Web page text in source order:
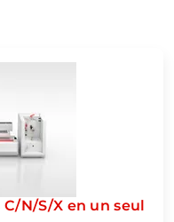
N/S/X en un seul